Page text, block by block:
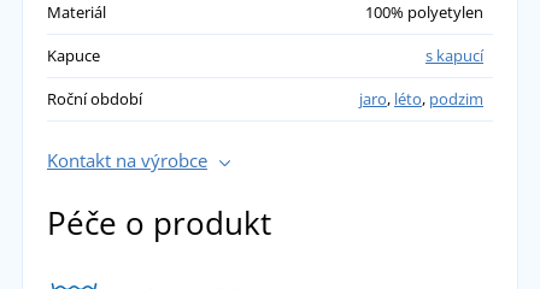
Materiál
100% polyetylen
Kapuce
s kapucí
Roční období
jaro, léto, podzim
Kontakt na výrobce
Péče o produkt